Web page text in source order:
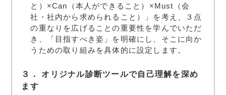
と）×Can（本人ができること）×Must（会
社・社内から求められること）」を考え、３点
の重なりを広げることの重要性を学んでいただ
き、「目指すべき姿」を明確にし、そこに向か
うための取り組みを具体的に設定します。
３． オリジナル診断ツールで自己理解を深め
ます